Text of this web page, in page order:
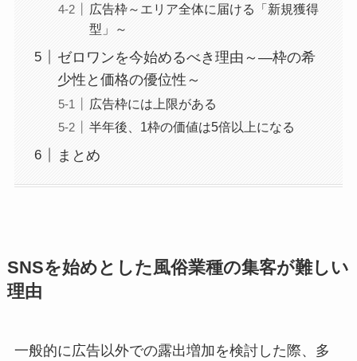
広告枠～エリア全体に届ける「新規獲得
型」～
ゼロワンを今始めるべき理由～—枠の希
少性と価格の優位性～
広告枠には上限がある
半年後、1枠の価値は5倍以上になる
まとめ
SNSを始めとした風俗業種の集客が難しい
理由
一般的に広告以外での露出増加を検討した際、多